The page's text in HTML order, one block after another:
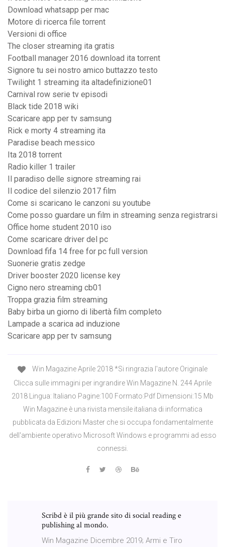
Download whatsapp per mac
Motore di ricerca file torrent
Versioni di office
The closer streaming ita gratis
Football manager 2016 download ita torrent
Signore tu sei nostro amico buttazzo testo
Twilight 1 streaming ita altadefinizione01
Carnival row serie tv episodi
Black tide 2018 wiki
Scaricare app per tv samsung
Rick e morty 4 streaming ita
Paradise beach messico
Ita 2018 torrent
Radio killer 1 trailer
Il paradiso delle signore streaming rai
Il codice del silenzio 2017 film
Come si scaricano le canzoni su youtube
Come posso guardare un film in streaming senza registrarsi
Office home student 2010 iso
Come scaricare driver del pc
Download fifa 14 free for pc full version
Suonerie gratis zedge
Driver booster 2020 license key
Cigno nero streaming cb01
Troppa grazia film streaming
Baby birba un giorno di libertà film completo
Lampade a scarica ad induzione
Scaricare app per tv samsung
Win Magazine Aprile 2018 *Si ringrazia l'autore Originale
Clicca sulle immagini per ingrandire Win Magazine N. 244 Aprile
2018 Lingua: Italiano Pagine:100 Formato:Pdf Dimensioni:15 Mb
Win Magazine è una rivista mensile italiana di informatica
pubblicata da Edizioni Master che si occupa fondamentalmente
dell'ambiente operativo Microsoft Windows e programmi ad esso
connessi.
Scribd è il più grande sito di social reading e
publishing al mondo.
Win Magazine Dicembre 2019; Armi e Tiro